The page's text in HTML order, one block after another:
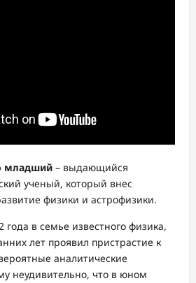
младший – выдающийся
ученый, который внес
физики и астрофизики.
года в семье известного физика,
лет проявил пристрастие к
аналитические
неудивительно, что в юном